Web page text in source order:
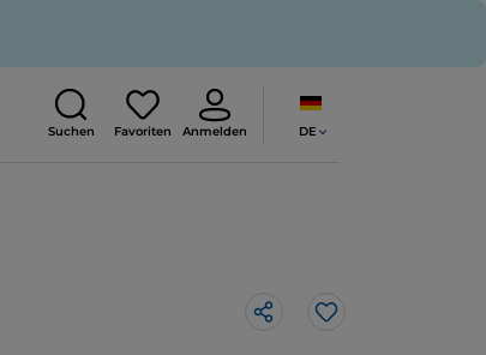
Suchen Favoriten Anmelden DE
Like